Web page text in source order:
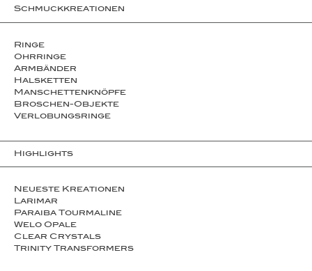
Schmuckkreationen
Ringe
Ohrringe
Armbänder
Halsketten
Man­schet­ten­­knöpfe
Broschen-Objekte
Ver­lo­bungs­­ringe
Highlights
Neueste Kreationen
Larimar
Paraiba Tourmaline
Welo Opale
Clear Crystals
Trinity Transformers